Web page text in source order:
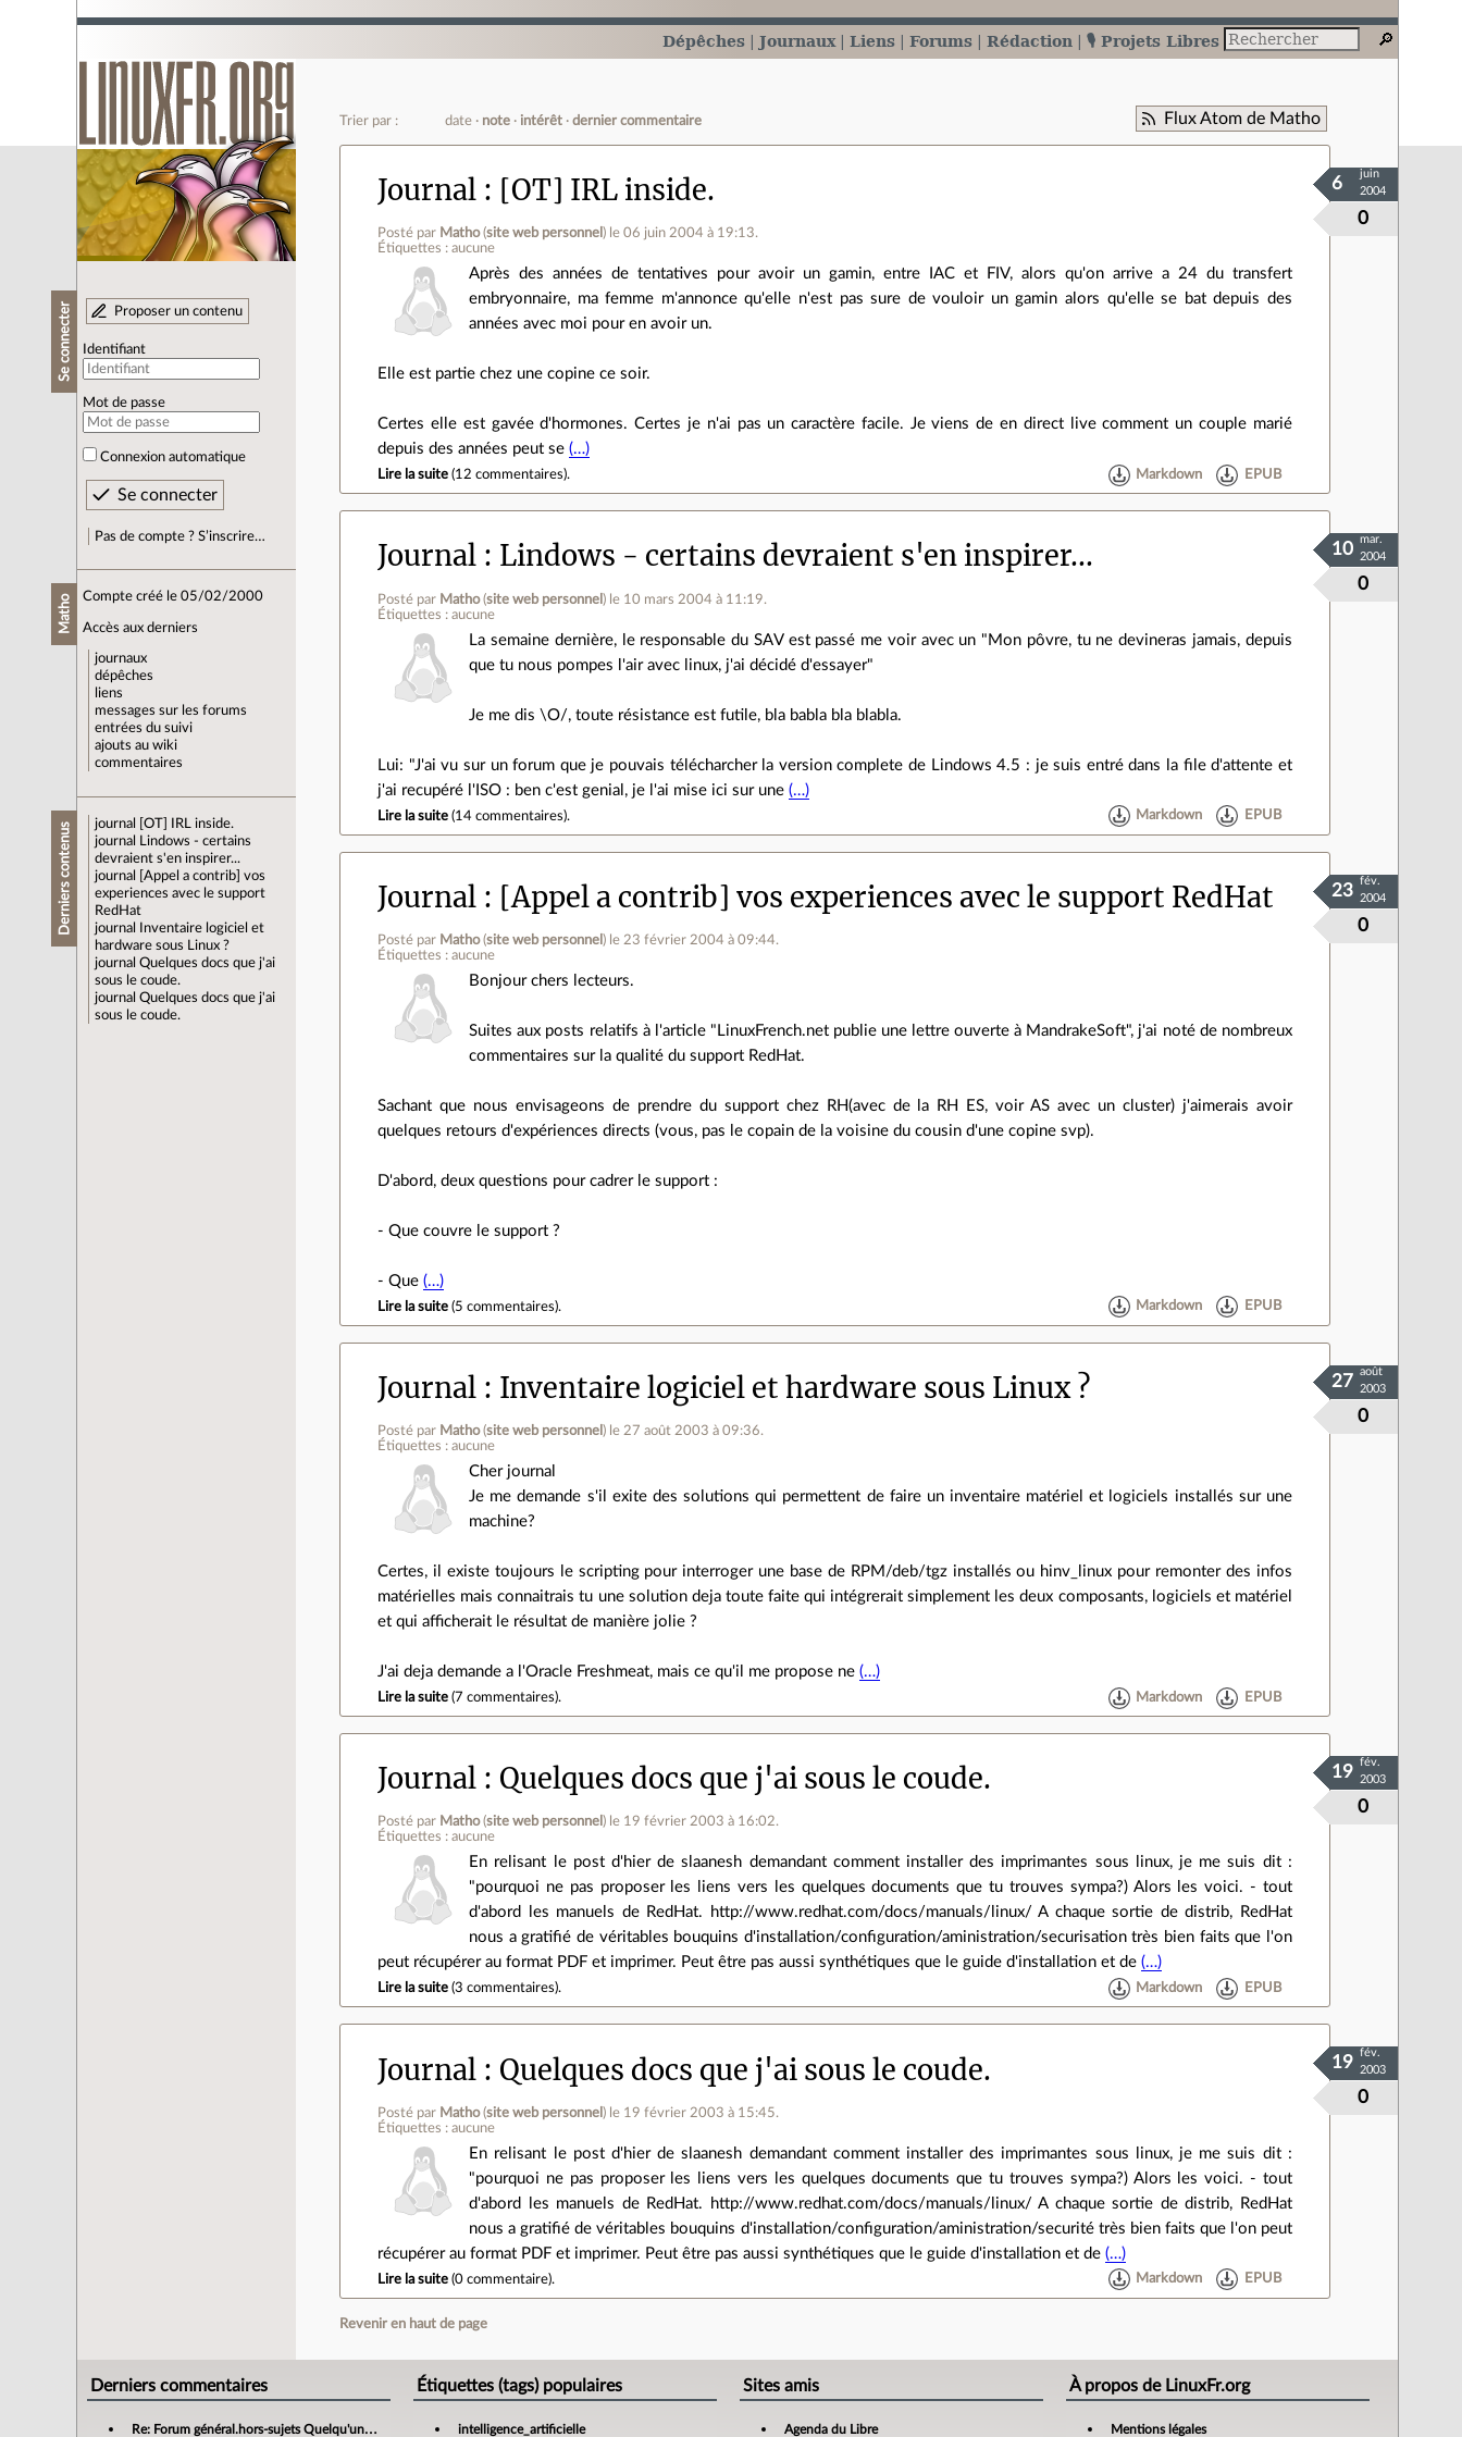
Dépêches Journaux Liens Forums Rédaction 🎙️ Projets Libres
Se connecter Proposer un contenu
Identifiant
Mot de passe
Connexion automatique
Pas de compte ? S’inscrire…
Matho Compte créé le 05/02/2000
Accès aux derniers
journaux
dépêches
liens
messages sur les forums
entrées du suivi
ajouts au wiki
commentaires
Derniers contenus journal
[OT] IRL inside.
journal
Lindows - certains
devraient s'en inspirer...
journal
[Appel a contrib] vos
experiences avec le support
RedHat
journal
Inventaire logiciel et
hardware sous Linux ?
journal Quelques docs que j'ai
sous le coude.
journal Quelques docs que j'ai
sous le coude.
Flux Atom de Matho
Trier par : date note intérêt dernier commentaire
Journal [OT] IRL inside.
Posté par Matho(site web personnel ) le 06 juin 2004 à 19:13.
Étiquettes : aucune
0
6
juin
2004
Après des années de tentatives pour avoir un gamin, entre IAC et FIV, alors qu'on arrive a 24 du transfert
embryonnaire, ma femme m'annonce qu'elle n'est pas sure de vouloir un gamin alors qu'elle se bat depuis des
années avec moi pour en avoir un.
Elle est partie chez une copine ce soir.
Certes elle est gavée d'hormones. Certes je n'ai pas un caractère facile. Je viens de en direct live comment un couple marié
depuis des années peut se(…)
Lire la suite (12 commentaires). Markdown EPUB
Journal Lindows - certains devraient s'en inspirer...
Posté par Matho(site web personnel ) le 10 mars 2004 à 11:19.
Étiquettes : aucune
0
10
mar.
2004
La semaine dernière, le responsable du SAV est passé me voir avec un "Mon pôvre, tu ne devineras jamais, depuis
que tu nous pompes l'air avec linux, j'ai décidé d'essayer"
Je me dis \O/, toute résistance est futile, bla babla bla blabla.
Lui: "J'ai vu sur un forum que je pouvais télécharcher la version complete de Lindows 4.5 : je suis entré dans la file d'attente et
j'ai recupéré l'ISO : ben c'est genial, je l'ai mise ici sur une(…)
Lire la suite (14 commentaires). Markdown EPUB
Journal [Appel a contrib] vos experiences avec le support RedHat
Posté par Matho(site web personnel ) le 23 février 2004 à 09:44.
Étiquettes : aucune
0
23
fév.
2004
Bonjour chers lecteurs.
Suites aux posts relatifs à l'article "LinuxFrench.net publie une lettre ouverte à MandrakeSoft", j'ai noté de nombreux
commentaires sur la qualité du support RedHat.
Sachant que nous envisageons de prendre du support chez RH(avec de la RH ES, voir AS avec un cluster) j'aimerais avoir
quelques retours d'expériences directs (vous, pas le copain de la voisine du cousin d'une copine svp).
D'abord, deux questions pour cadrer le support :
- Que couvre le support ?
- Que(…)
Lire la suite (5 commentaires). Markdown EPUB
Journal Inventaire logiciel et hardware sous Linux ?
Posté par Matho(site web personnel ) le 27 août 2003 à 09:36.
Étiquettes : aucune
0
27
août
2003
Cher journal
Je me demande s'il exite des solutions qui permettent de faire un inventaire matériel et logiciels installés sur une
machine?
Certes, il existe toujours le scripting pour interroger une base de RPM/deb/tgz installés ou hinv_linux pour remonter des infos
matérielles mais connaitrais tu une solution deja toute faite qui intégrerait simplement les deux composants, logiciels et matériel
et qui afficherait le résultat de manière jolie ?
J'ai deja demande a l'Oracle Freshmeat, mais ce qu'il me propose ne(…)
Lire la suite (7 commentaires). Markdown EPUB
Journal Quelques docs que j'ai sous le coude.
Posté par Matho(site web personnel ) le 19 février 2003 à 16:02.
Étiquettes : aucune
0
19
fév.
2003
En relisant le post d'hier de slaanesh demandant comment installer des imprimantes sous linux, je me suis dit :
"pourquoi ne pas proposer les liens vers les quelques documents que tu trouves sympa?) Alors les voici. - tout
d'abord les manuels de RedHat. http://www.redhat.com/docs/manuals/linux/ A chaque sortie de distrib, RedHat
nous a gratifié de véritables bouquins d'installation/configuration/aministration/securisation très bien faits que l'on
peut récupérer au format PDF et imprimer. Peut être pas aussi synthétiques que le guide d'installation et de(…)
Lire la suite (3 commentaires). Markdown EPUB
Journal Quelques docs que j'ai sous le coude.
Posté par Matho(site web personnel ) le 19 février 2003 à 15:45.
Étiquettes : aucune
0
19
fév.
2003
En relisant le post d'hier de slaanesh demandant comment installer des imprimantes sous linux, je me suis dit :
"pourquoi ne pas proposer les liens vers les quelques documents que tu trouves sympa?) Alors les voici. - tout
d'abord les manuels de RedHat. http://www.redhat.com/docs/manuals/linux/ A chaque sortie de distrib, RedHat
nous a gratifié de véritables bouquins d'installation/configuration/aministration/securité très bien faits que l'on peut
récupérer au format PDF et imprimer. Peut être pas aussi synthétiques que le guide d'installation et de(…)
Lire la suite (0 commentaire). Markdown EPUB
Revenir en haut de page
Derniers commentaires
Re: Forum général.hors-sujets Quelqu'un a déjà confié sa compta à un cabinet d'expertise comptable en ligne ?
Étiquettes (tags) populaires
intelligence_artificielle
Sites amis
Agenda du Libre
À propos de LinuxFr.org
Mentions légales